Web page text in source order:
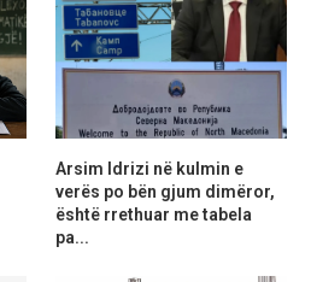
Arsim Idrizi në kulmin e
verës po bën gjum dimëror,
është rrethuar me tabela
pa...